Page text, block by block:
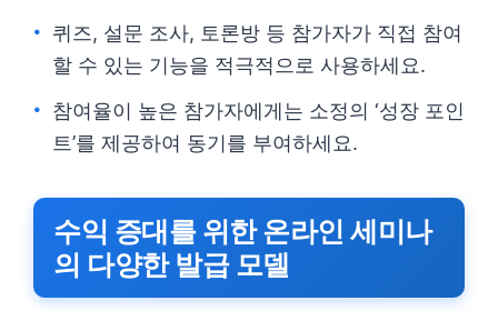
퀴즈, 설문 조사, 토론방 등 참가자가 직접 참여
할 수 있는 기능을 적극적으로 사용하세요.
참여율이 높은 참가자에게는 소정의 ‘성장 포인
트’를 제공하여 동기를 부여하세요.
수익 증대를 위한 온라인 세미나
의 다양한 발급 모델